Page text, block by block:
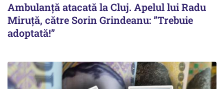
Ambulanță atacată la Cluj. Apelul lui Radu
Miruţă, către Sorin Grindeanu: ”Trebuie
adoptată!”